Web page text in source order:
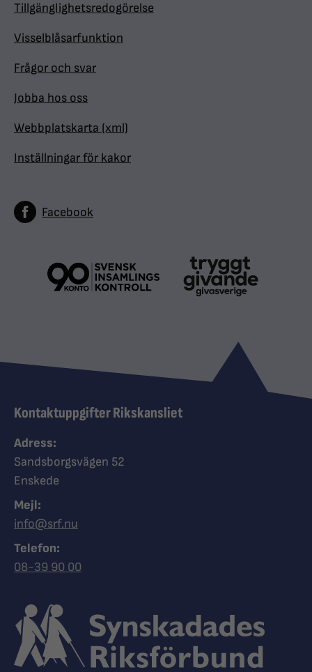
Tillgänglighetsredogörelse
Visselblåsarfunktion
Frågor och svar
Jobba hos oss
Webbplatskarta (xml)
Inställningar för kakor
Facebook
Kontaktuppgifter Rikskansliet
Adress:
Sandsborgsvägen 52
Enskede
Mejl:
info@srf.nu
Telefon:
Ring Synskadades riksförbund
08-39 90 00